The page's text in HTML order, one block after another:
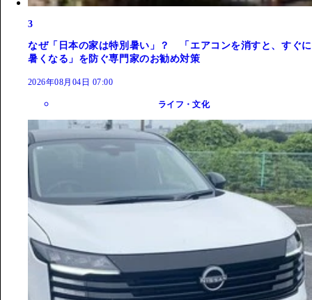
3
なぜ「日本の家は特別暑い」？ 「エアコンを消すと、すぐに
暑くなる」を防ぐ専門家のお勧め対策
2026年08月04日 07:00
ライフ・文化